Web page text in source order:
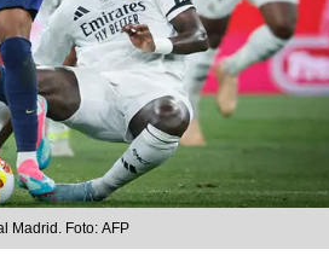
Madrid. Foto: AFP